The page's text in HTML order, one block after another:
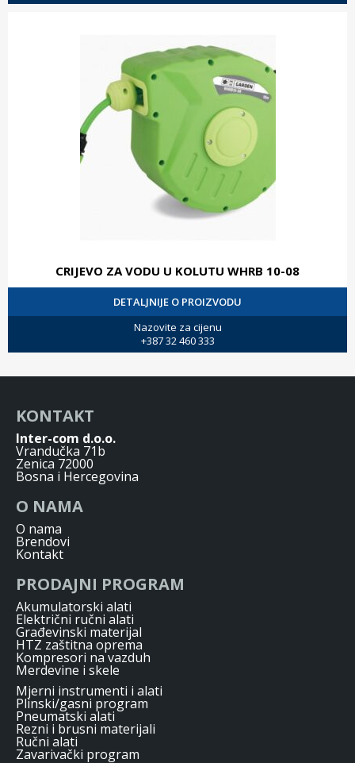
CRIJEVO ZA VODU U KOLUTU WHRB 10-08
DETALJNIJE O PROIZVODU
Nazovite za cijenu
+387 32 460 333
KONTAKT
Inter-com d.o.o.
Vrandučka 71b
Zenica 72000
Bosna i Hercegovina
O NAMA
O nama
Brendovi
Kontakt
PRODAJNI PROGRAM
Akumulatorski alati
Električni ručni alati
Građevinski materijal
HTZ zaštitna oprema
Kompresori na vazduh
Merdevine i skele
Mjerni instrumenti i alati
Plinski/gasni program
Pneumatski alati
Rezni i brusni materijali
Ručni alati
Zavarivački program